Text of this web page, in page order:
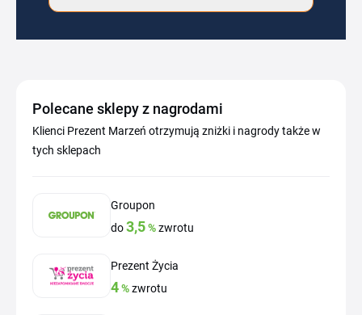
Polecane sklepy z nagrodami
Klienci Prezent Marzeń otrzymują zniżki i nagrody także w
tych sklepach
Groupon
do3,5%zwrotu
Prezent Życia
4%zwrotu